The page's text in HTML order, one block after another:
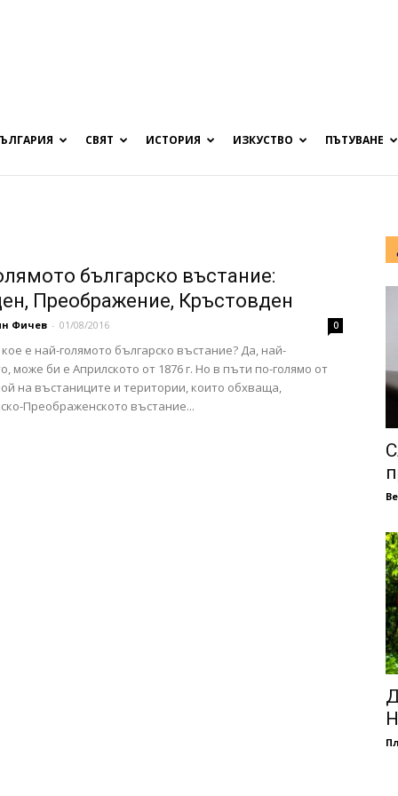
СВЯТ ИСТОРИЯ ИЗКУСТВО ПЪТУВАНЕ
българско въстание:
Преображение, Кръстовден
Фичев - 01/08/2016 0
е най-голямото българско въстание? Да, най-
може би е Априлското от 1876 г. Но в пъти по-голямо от
на въстаниците и територии, които обхваща,
Преображенското въстание...